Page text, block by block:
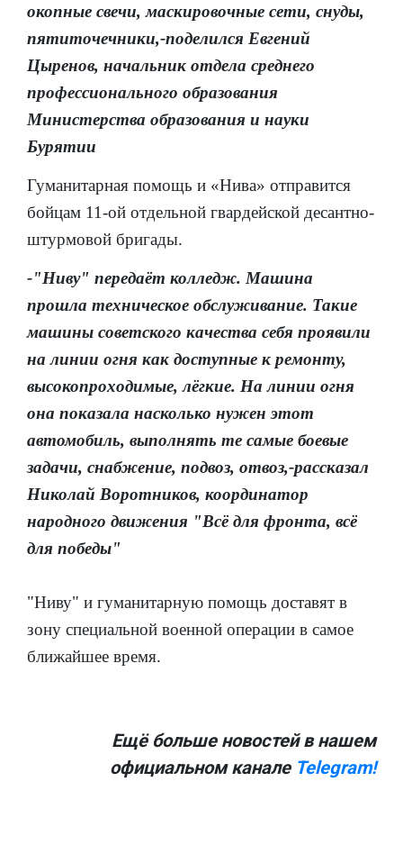
окопные свечи, маскировочные сети, снуды,
пятиточечники,-поделился Евгений
Цыренов, начальник отдела среднего
профессионального образования
Министерства образования и науки
Бурятии
Гуманитарная помощь и «Нива» отправится
бойцам 11-ой отдельной гвардейской десантно-
штурмовой бригады.
-"Ниву" передаёт колледж. Машина
прошла техническое обслуживание. Такие
машины советского качества себя проявили
на линии огня как доступные к ремонту,
высокопроходимые, лёгкие. На линии огня
она показала насколько нужен этот
автомобиль, выполнять те самые боевые
задачи, снабжение, подвоз, отвоз,-рассказал
Николай Воротников, координатор
народного движения "Всё для фронта, всё
для победы"
"Ниву" и гуманитарную помощь доставят в
зону специальной военной операции в самое
ближайшее время.
Ещё больше новостей в нашем
официальном канале Telegram!